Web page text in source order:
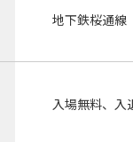
地下鉄桜通線
入場無料、入